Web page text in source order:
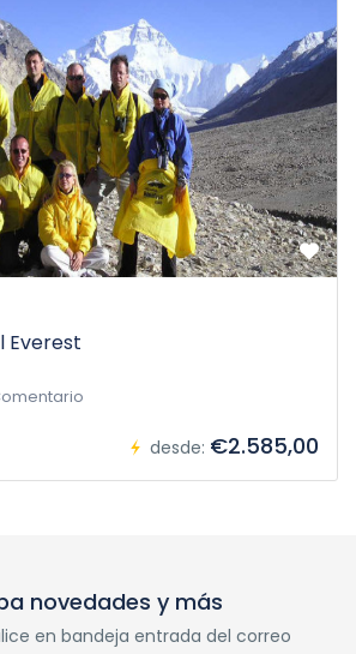
Everest
desde: €2.585,00
novedades y más
en bandeja entrada del correo